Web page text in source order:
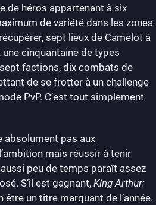
de héros appartenant à six
de variété dans les zones
sept lieux de Camelot à
cinquantaine de types
factions, dix combats de
de se frotter à un challenge
PvP. C’est tout simplement
absolument pas aux
mais réussir à tenir
peu de temps paraît assez
S’il est gagnant, King Arthur:
être un titre marquant de l’année.